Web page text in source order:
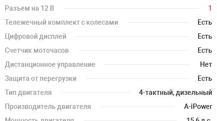
Разъем на 12 В
1
Тележечный комплект с колесами
Есть
Цифровой дисплей
Есть
Счетчик моточасов
Есть
Дистанционное управление
Нет
Защита от перегрузки
Есть
Тип двигателя
4-тактный, дизельный
Производитель двигателя
A-iPower